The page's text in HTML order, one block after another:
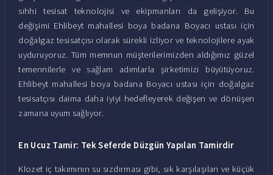
sıhhi tesisat teknolojisi ve ekipmanları da gelişiyor. Bu
değişimi Ehlibeyt mahallesi boya badana Boyacı ustası için
doğalgaz tesisatçısı olarak sürekli izliyor ve teknolojilere ayak
uyduruyoruz. Tüm memnun müşterilerimizden aldığımız güzel
temennilerle ve sağlam adımlarla şirketimizi büyütüyoruz.
Ehlibeyt mahallesi boya badana Boyacı ustası için doğalgaz
tesisatçısı daima daha iyiyi hedefleyerek değişen ve dönüşen
zamana uyum sağlıyor.
En Ucuz Tamir: Tek Seferde Düzgün Yapılan Tamirdir
Klozet iç takımının su sızdırması gibi, sık karşılaşılan ve küçük